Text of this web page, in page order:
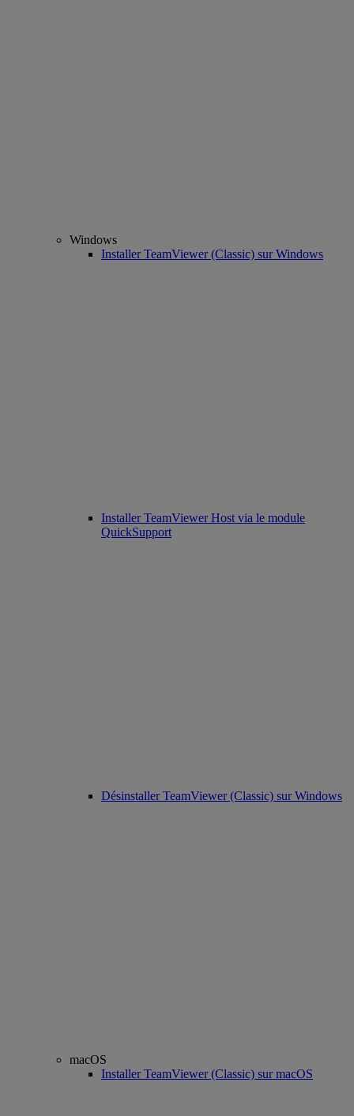
Windows
Installer TeamViewer (Classic) sur Windows
Installer TeamViewer Host via le module
QuickSupport
Désinstaller TeamViewer (Classic) sur Windows
macOS
Installer TeamViewer (Classic) sur macOS